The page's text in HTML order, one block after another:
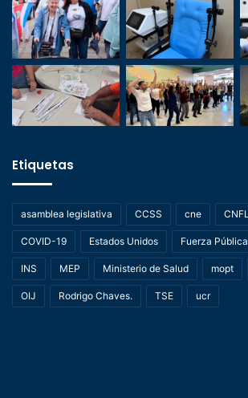
Etiquetas
asamblea legislativa CCSS cne CNFL
COVID-19 Estados Unidos Fuerza Pública
INS MEP Ministerio de Salud mopt
OIJ Rodrigo Chaves. TSE ucr